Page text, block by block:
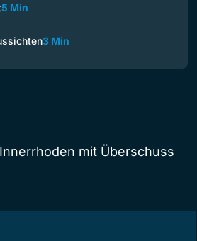
5 Min
3 Min
mit Überschuss